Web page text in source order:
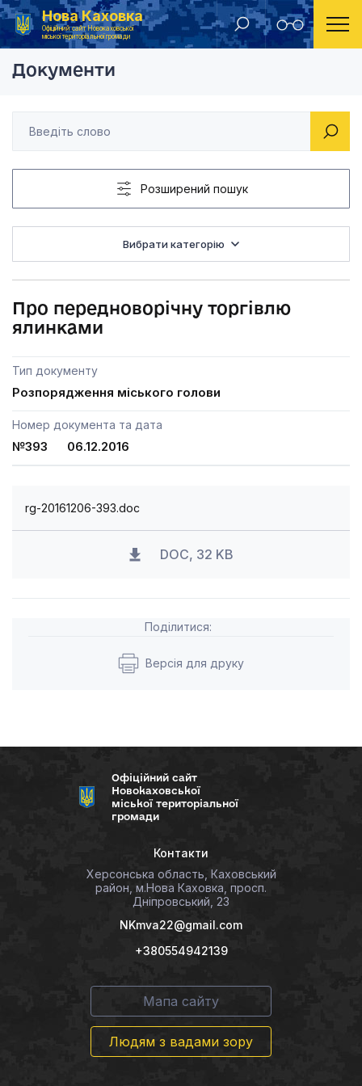
Нова Каховка
Офіційний сайт Новокаховської
міської територіальної громади
Головна Розпорядження Новокаховського міського голови 2016 рік Про
Документи
Розширений пошук
Вибрати категорію
Про передноворічну торгівлю
ялинками
Тип документу
Розпорядження міського голови
Номер документа та дата
№393 06.12.2016
rg-20161206-393.doc
DOC, 32 KB
Поділитися:
Версія для друку
Офіційний сайт
Новокаховської
міської територіальної
громади
Контакти
Херсонська область, Каховський
район, м.Нова Каховка, просп.
Дніпровський, 23
NKmva22@gmail.com
+380554942139
Мапа сайту
Людям з вадами зору